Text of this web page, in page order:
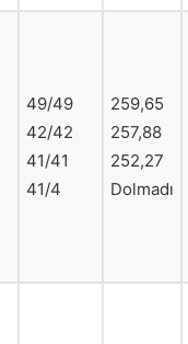
49/49
42/42
41/41
41/4
259,65
257,88
252,27
Dolmadı